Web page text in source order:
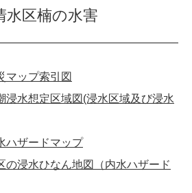
水区楠の水害
マップ索引図
浸水想定区域図(浸水区域及び浸水
ハザードマップ
の浸水ひなん地図（内水ハザード